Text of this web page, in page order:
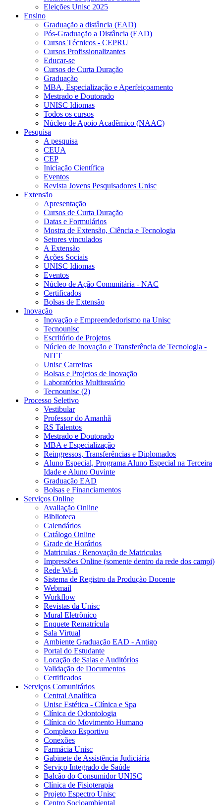
Eleições Unisc 2025
Ensino
Graduação a distância (EAD)
Pós-Graduação a Distância (EAD)
Cursos Técnicos - CEPRU
Cursos Profissionalizantes
Educar-se
Cursos de Curta Duração
Graduação
MBA, Especialização e Aperfeiçoamento
Mestrado e Doutorado
UNISC Idiomas
Todos os cursos
Núcleo de Apoio Acadêmico (NAAC)
Pesquisa
A pesquisa
CEUA
CEP
Iniciação Científica
Eventos
Revista Jovens Pesquisadores Unisc
Extensão
Apresentação
Cursos de Curta Duração
Datas e Formulários
Mostra de Extensão, Ciência e Tecnologia
Setores vinculados
A Extensão
Ações Sociais
UNISC Idiomas
Eventos
Núcleo de Ação Comunitária - NAC
Certificados
Bolsas de Extensão
Inovação
Inovação e Empreendedorismo na Unisc
Tecnounisc
Escritório de Projetos
Núcleo de Inovação e Transferência de Tecnologia -
NITT
Unisc Carreiras
Bolsas e Projetos de Inovação
Laboratórios Multiusuário
Tecnounisc (2)
Processo Seletivo
Vestibular
Professor do Amanhã
RS Talentos
Mestrado e Doutorado
MBA e Especialização
Reingressos, Transferências e Diplomados
Aluno Especial, Programa Aluno Especial na Terceira
Idade e Aluno Ouvinte
Graduação EAD
Bolsas e Financiamentos
Serviços Online
Avaliação Online
Biblioteca
Calendários
Catálogo Online
Grade de Horários
Matriculas / Renovação de Matriculas
Impressões Online (somente dentro da rede dos campi)
Rede Wi-fi
Sistema de Registro da Produção Docente
Webmail
Workflow
Revistas da Unisc
Mural Eletrônico
Enquete Rematrícula
Sala Virtual
Ambiente Graduação EAD - Antigo
Portal do Estudante
Locação de Salas e Auditórios
Validação de Documentos
Certificados
Serviços Comunitários
Central Analítica
Unisc Estética - Clínica e Spa
Clínica de Odontologia
Clínica do Movimento Humano
Complexo Esportivo
Conexões
Farmácia Unisc
Gabinete de Assistência Judiciária
Serviço Integrado de Saúde
Balcão do Consumidor UNISC
Clínica de Fisioterapia
Projeto Espectro Unisc
Centro Socioambiental